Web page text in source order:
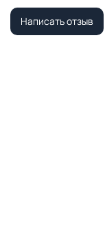
Написать отзыв